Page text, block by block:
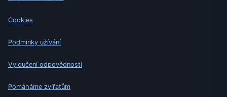
Cookies
Podmínky užívání
Vyloučení odpovědnosti
Pomáháme zvířatům